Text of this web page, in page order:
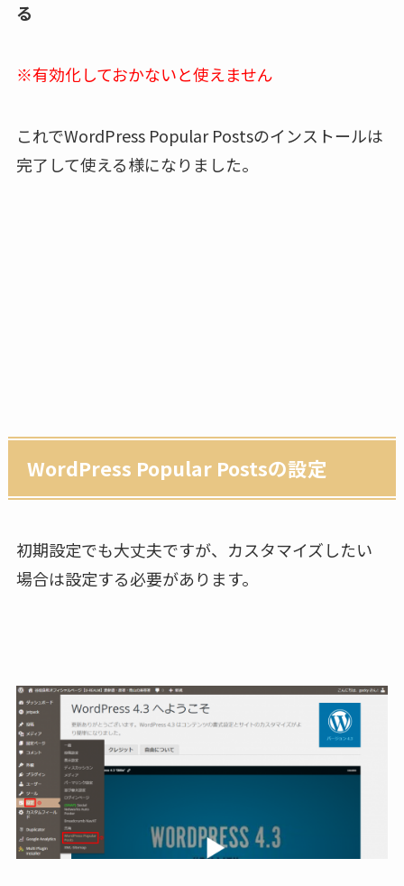
る
※有効化しておかないと使えません
これでWordPress Popular Postsのインストールは
完了して使える様になりました。
WordPress Popular Postsの設定
初期設定でも大丈夫ですが、カスタマイズしたい
場合は設定する必要があります。